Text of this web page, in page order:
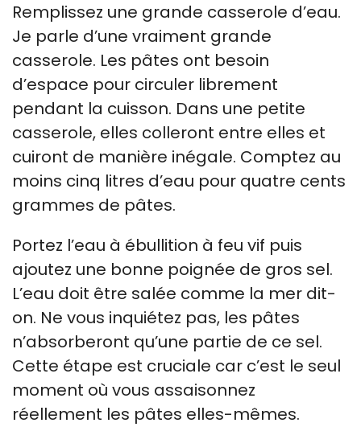
Remplissez une grande casserole d’eau.
Je parle d’une vraiment grande
casserole. Les pâtes ont besoin
d’espace pour circuler librement
pendant la cuisson. Dans une petite
casserole, elles colleront entre elles et
cuiront de manière inégale. Comptez au
moins cinq litres d’eau pour quatre cents
grammes de pâtes.
Portez l’eau à ébullition à feu vif puis
ajoutez une bonne poignée de gros sel.
L’eau doit être salée comme la mer dit-
on. Ne vous inquiétez pas, les pâtes
n’absorberont qu’une partie de ce sel.
Cette étape est cruciale car c’est le seul
moment où vous assaisonnez
réellement les pâtes elles-mêmes.